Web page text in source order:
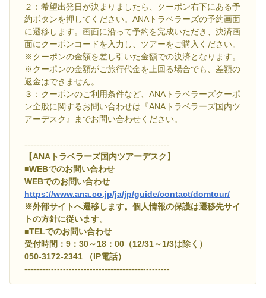
２：希望出発日が決まりましたら、クーポン右下にある予
約ボタンを押してください。ANAトラベラーズの予約画面
に遷移します。画面に沿って予約を完成いただき、決済画
面にクーポンコードを入力し、ツアーをご購入ください。
※クーポンの金額を差し引いた金額での決済となります。
※クーポンの金額がご旅行代金を上回る場合でも、差額の
返金はできません。
３：クーポンのご利用条件など、ANAトラベラーズクーポ
ン全般に関するお問い合わせは『ANAトラベラーズ国内ツ
アーデスク』までお問い合わせください。
-------------------------------------------------
【ANAトラベラーズ国内ツアーデスク】
■WEBでのお問い合わせ
WEBでのお問い合わせ
https://www.ana.co.jp/ja/jp/guide/contact/domtour/
※外部サイトへ遷移します。個人情報の保護は遷移先サイ
トの方針に従います。
■TELでのお問い合わせ
受付時間：9：30～18：00（12/31～1/3は除く）
050-3172-2341 （IP電話）
-------------------------------------------------